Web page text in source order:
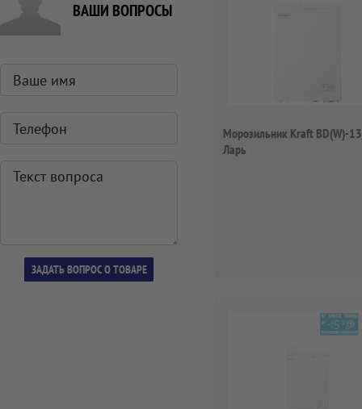
ВАШИ ВОПРОСЫ
Морозильник Kraft BD(W)-
Ларь